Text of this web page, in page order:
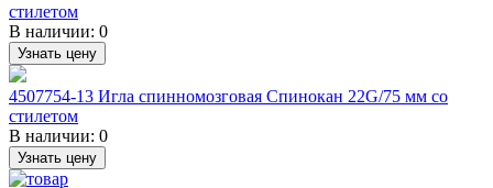
стилетом
В наличии: 0
Узнать цену
4507754-13 Игла спинномозговая Спинокан 22G/75 мм со
стилетом
В наличии: 0
Узнать цену